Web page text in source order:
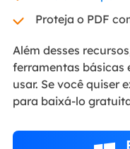
Proteja o PDF
Além desses
ferramentas básicas
usar. Se você quiser
para baixá-lo